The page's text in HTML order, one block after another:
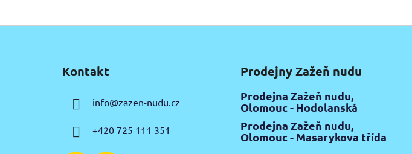
Kontakt
info@zazen-nudu.cz
+420 725 111 351
Prodejny Zažeň nudu
Prodejna Zažeň nudu,
Olomouc - Hodolanská
Prodejna Zažeň nudu,
Olomouc - Masarykova třída